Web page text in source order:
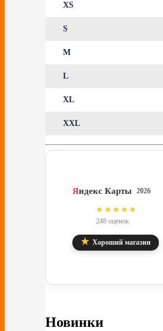
XS
S
M
L
XL
XXL
Яндекс Карты 2026
★★★★★
248 оценок
★ Хороший магазин
Новинки